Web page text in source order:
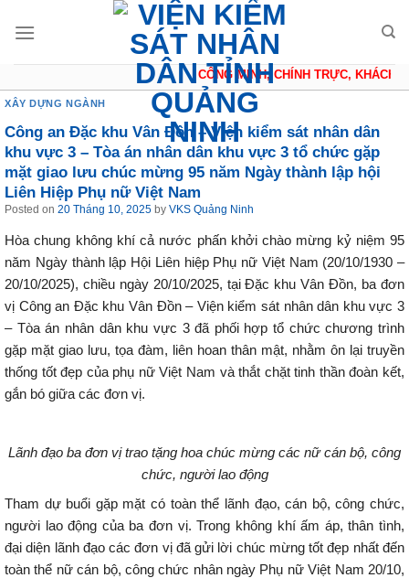
CÔNG MINH, CHÍNH TRỰC, KHÁCH
XÂY DỰNG NGÀNH
Công an Đặc khu Vân Đồn – Viện kiểm sát nhân dân
khu vực 3 – Tòa án nhân dân khu vực 3 tổ chức gặp
mặt giao lưu chúc mừng 95 năm Ngày thành lập hội
Liên Hiệp Phụ nữ Việt Nam
Posted on 20 Tháng 10, 2025 by VKS Quảng Ninh
Hòa chung không khí cả nước phấn khởi chào mừng kỷ niệm 95
năm Ngày thành lập Hội Liên hiệp Phụ nữ Việt Nam (20/10/1930 –
20/10/2025), chiều ngày 20/10/2025, tại Đặc khu Vân Đồn, ba đơn
vị Công an Đặc khu Vân Đồn – Viện kiểm sát nhân dân khu vực 3
– Tòa án nhân dân khu vực 3 đã phối hợp tổ chức chương trình
gặp mặt giao lưu, tọa đàm, liên hoan thân mật, nhằm ôn lại truyền
thống tốt đẹp của phụ nữ Việt Nam và thắt chặt tinh thần đoàn kết,
gắn bó giữa các đơn vị.
Lãnh đạo ba đơn vị trao tặng hoa chúc mừng các nữ cán bộ, công
chức, người lao động
Tham dự buổi gặp mặt có toàn thể lãnh đạo, cán bộ, công chức,
người lao động của ba đơn vị. Trong không khí ấm áp, thân tình,
đại diện lãnh đạo các đơn vị đã gửi lời chúc mừng tốt đẹp nhất đến
toàn thể nữ cán bộ, công chức nhân ngày Phụ nữ Việt Nam 20/10,